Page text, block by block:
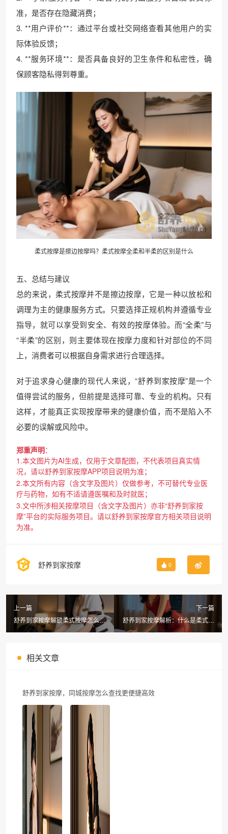
准，是否存在隐藏消费；
3. **用户评价**：通过平台或社交网络查看其他用户的实
际体验反馈；
4. **服务环境**：是否具备良好的卫生条件和私密性，确
保顾客隐私得到尊重。
柔式按摩是擦边按摩吗？柔式按摩全柔和半柔的区别是什么
五、总结与建议
总的来说，柔式按摩并不是擦边按摩，它是一种以放松和
调理为主的健康服务方式。只要选择正规机构并遵循专业
指导，就可以享受到安全、有效的按摩体验。而“全柔”与
“半柔”的区别，则主要体现在按摩力度和针对部位的不同
上，消费者可以根据自身需求进行合理选择。
对于追求身心健康的现代人来说，“舒养到家按摩”是一个
值得尝试的服务，但前提是选择可靠、专业的机构。只有
这样，才能真正实现按摩带来的健康价值，而不是陷入不
必要的误解或风险中。
郑重声明：
1.本文图片为AI生成，仅用于文章配图，不代表项目真实情
况，请以舒养到家按摩APP项目说明为准；
2.本文所有内容（含文字及图片）仅做参考，不可替代专业医
疗与药物，如有不适请遵医嘱和及时就医；
3.文中所涉相关按摩项目（含文字及图片）亦非“舒养到家按
摩”平台的实际服务项目。请以舒养到家按摩官方相关项目说明
为准。
舒养到家按摩 0
上一篇
舒养到家按摩解锁柔式按摩怎么个
按法？全柔与半柔有什么区别？
下一篇
舒养到家按摩解析：什么是柔式按
摩包含什么内容？柔式按摩全柔和
相关文章
舒养到家按摩，同城按摩怎么查找更便捷高效